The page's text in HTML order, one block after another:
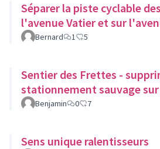
Séparer la piste cyclable
l'avenue Vatier et sur
Bernard 1 5
Sentier des Frettes -
stationnement sauvage
Benjamin 0 7
Sens unique ralentisseurs